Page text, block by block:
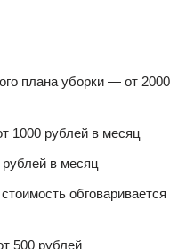
плана уборки — от 2000
1000 рублей в месяц
в месяц
обговаривается
500 рублей